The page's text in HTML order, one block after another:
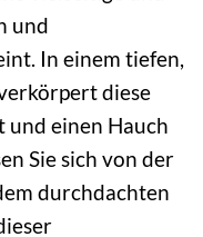
und
In einem tiefen,
diese
und einen Hauch
Sie sich von der
durchdachten